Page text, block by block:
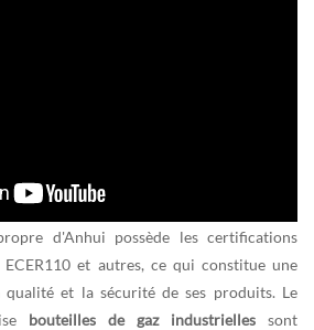
d'Anhui possède les certifications
ECER110 et autres, ce qui constitue une
et la sécurité de ses produits. Le
bouteilles de gaz industrielles sont